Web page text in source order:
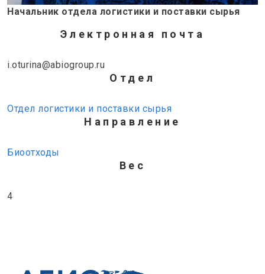
Начальник отдела логистики и поставки сырья
Электронная почта
i.oturina@abiogroup.ru
Отдел
Отдел логистики и поставки сырья
Направление
Биоотходы
Вес
4